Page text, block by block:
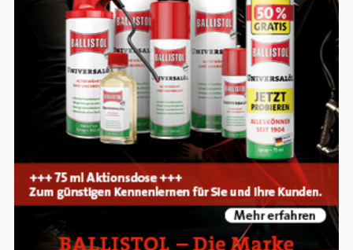
Google Maps
Anbieter:
Google